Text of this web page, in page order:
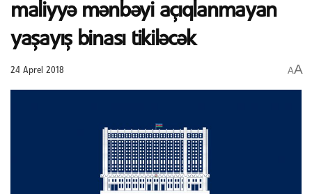
maliyyə mənbəyi açıqlanmayan
yaşayış binası tikiləcək
24 Aprel 2018 AA